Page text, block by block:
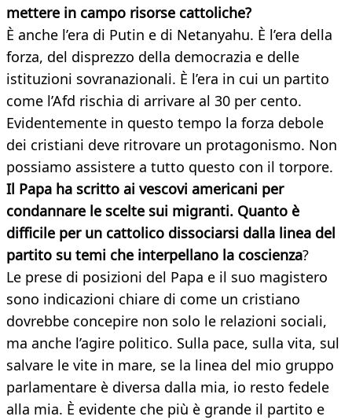
mettere in campo risorse cattoliche?
È anche l’era di Putin e di Netanyahu. È l’era della
forza, del disprezzo della democrazia e delle
istituzioni sovranazionali. È l’era in cui un partito
come l’Afd rischia di arrivare al 30 per cento.
Evidentemente in questo tempo la forza debole
dei cristiani deve ritrovare un protagonismo. Non
possiamo assistere a tutto questo con il torpore.
Il Papa ha scritto ai vescovi americani per
condannare le scelte sui migranti. Quanto è
difficile per un cattolico dissociarsi dalla linea del
partito su temi che interpellano la coscienza?
Le prese di posizioni del Papa e il suo magistero
sono indicazioni chiare di come un cristiano
dovrebbe concepire non solo le relazioni sociali,
ma anche l’agire politico. Sulla pace, sulla vita, sul
salvare le vite in mare, se la linea del mio gruppo
parlamentare è diversa dalla mia, io resto fedele
alla mia. È evidente che più è grande il partito e